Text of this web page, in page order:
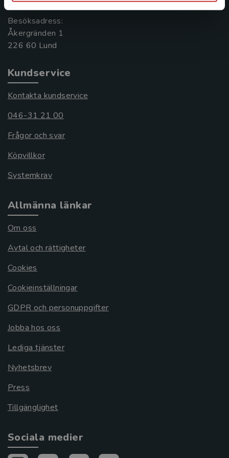
Besöksadress:
Åkergränden 1
Kundservice
Kontakta kundservice
046-31 21 00
Frågor och svar
Köpvillkor
Systemkrav
Allmänna länkar
Om oss
Avtal och rättigheter
Cookies
Cookieinställningar
GDPR och personuppgifter
Jobba hos oss
Lediga tjänster
Nyhetsbrev
Press
Tillgänglighet
Sociala medier